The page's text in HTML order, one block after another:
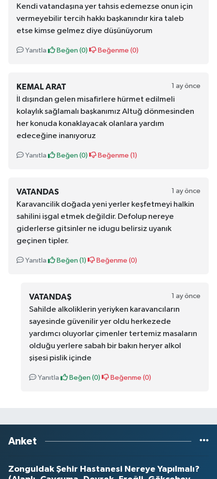
Kendi vatandaşına yer tahsis edemezse onun için
vermeyebilir tercih hakkı başkanındır kira taleb
etse kimse gelmez diye düşünüyorum
Yanıtla Beğen (0) Beğenme (0)
KEMAL ARAT 1 ay önce
İl dışından gelen misafirlere hürmet edilmeli
kolaylık sağlamalı başkanımız Altuğ dönmesinden
her konuda konaklayacak olanlara yardım
edeceğine inanıyoruz
Yanıtla Beğen (0) Beğenme (1 )
VATANDAS 1 ay önce
Karavancilik doğada yeni yerler keşfetmeyi halkin
sahilini işgal etmek değildir. Defolup nereye
giderlerse gitsinler ne idugu belirsiz uyanık
geçinen tipler.
Yanıtla Beğen (1 ) Beğenme (0)
VATANDAŞ 1 ay önce
Sahilde alkoliklerin yeriyken karavancıların
sayesinde güvenilir yer oldu herkezede
yardımcı oluyorlar çimenler tertemiz masaların
olduğu yerlere sabah bir bakın heryer alkol
şişesi pislik içinde
Yanıtla Beğen (0) Beğenme (0)
Anket
Zonguldak Şehir Hastanesi Nereye Yapılmalı?